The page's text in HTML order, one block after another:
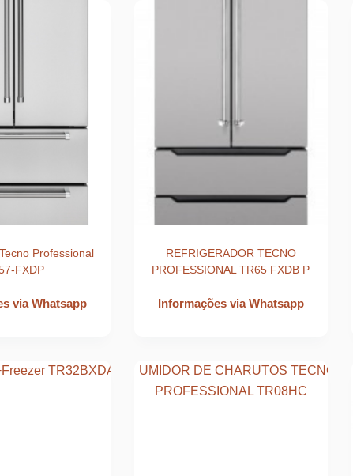
Professional
FXDP
via Whatsapp
REFRIGERADOR TECNO
PROFESSIONAL TR65 FXDB P
Informações via Whatsapp